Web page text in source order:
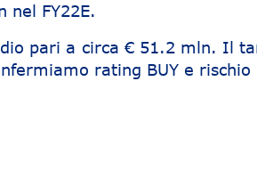
nel FY22E.
pari a circa € 51.2 mln. Il
rating BUY e rischio